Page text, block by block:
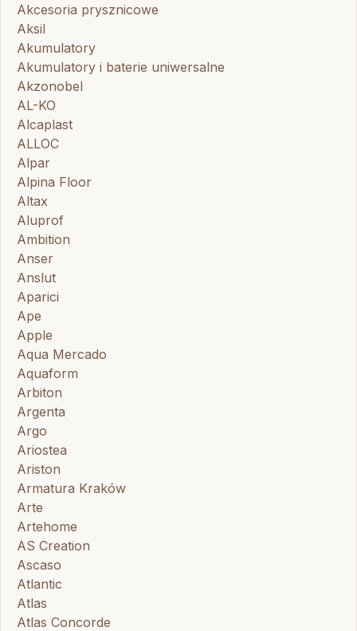
Akcesoria prysznicowe
Aksil
Akumulatory
Akumulatory i baterie uniwersalne
Akzonobel
AL-KO
Alcaplast
ALLOC
Alpar
Alpina Floor
Altax
Aluprof
Ambition
Anser
Anslut
Aparici
Ape
Apple
Aqua Mercado
Aquaform
Arbiton
Argenta
Argo
Ariostea
Ariston
Armatura Kraków
Arte
Artehome
AS Creation
Ascaso
Atlantic
Atlas
Atlas Concorde